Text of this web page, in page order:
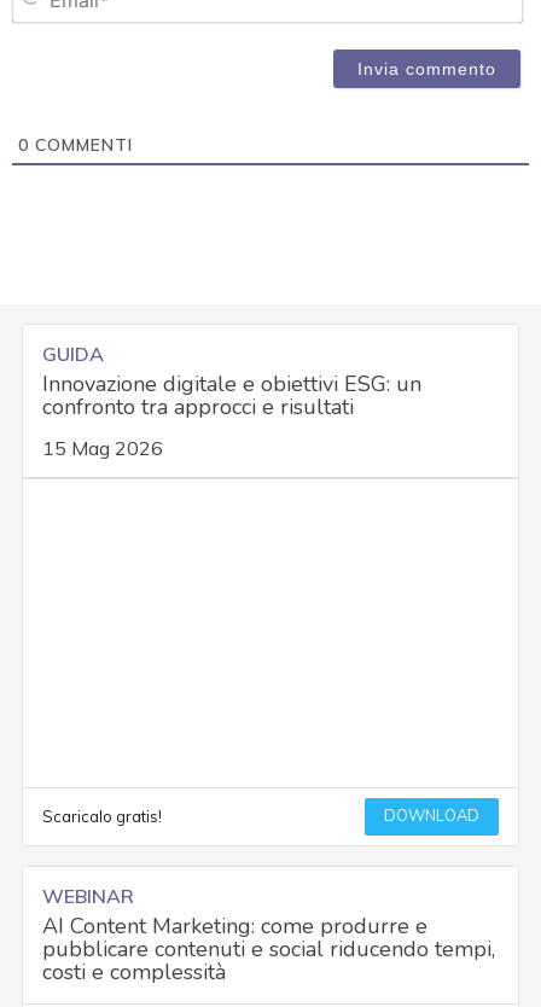
0 COMMENTI
GUIDA
Innovazione digitale e obiettivi ESG: un
confronto tra approcci e risultati
15 Mag 2026
Scaricalo gratis! DOWNLOAD
WEBINAR
AI Content Marketing: come produrre e
pubblicare contenuti e social riducendo tempi,
costi e complessità